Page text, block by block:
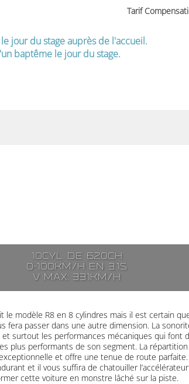
Tarif
jour du stage auprès de l'accueil.
baptême le jour du stage.
10cyl. de 620ch
0-100km/h en 3.1s
V max: 331km/h
le modèle R8 en 8 cylindres mais il est certain
fera passer dans une autre dimension. La
et surtout les performances mécaniques qui font
plus performants de son segment. La
et offre une tenue de route parfaite.
et il vous suffira de chatouiller
cette voiture en monstre lâché sur la piste.